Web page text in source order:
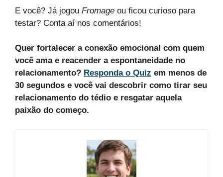
E você? Já jogou Fromage ou ficou curioso para
testar? Conta aí nos comentários!
Quer fortalecer a conexão emocional com quem
você ama e reacender a espontaneidade no
relacionamento? Responda o Quiz em menos de
30 segundos e você vai descobrir como tirar seu
relacionamento do tédio e resgatar aquela
paixão do começo.